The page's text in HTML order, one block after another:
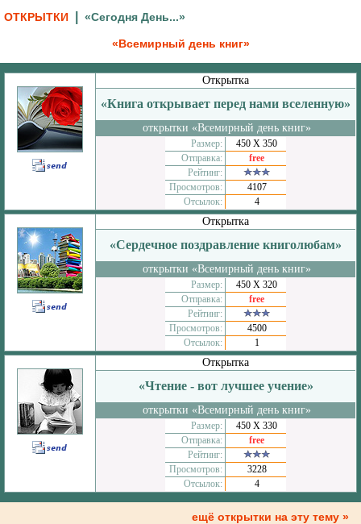
ОТКРЫТКИ «Сегодня День...»
«Всемирный день книг»
Открытка
«Книга открывает перед нами вселенную»
открытки «Всемирный день книг»
Размер:
450 Х 350
Отправка:
free
Рейтинг:
Просмотров:
4107
Отсылок:
4
Открытка
«Сердечное поздравление книголюбам»
открытки «Всемирный день книг»
Размер:
450 Х 320
Отправка:
free
Рейтинг:
Просмотров:
4500
Отсылок:
1
Открытка
«Чтение - вот лучшее учение»
открытки «Всемирный день книг»
Размер:
450 Х 330
Отправка:
free
Рейтинг:
Просмотров:
3228
Отсылок:
4
ещё открытки на эту тему »